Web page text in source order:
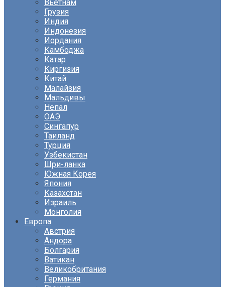
Вьетнам
Грузия
Индия
Индонезия
Иордания
Камбоджа
Катар
Киргизия
Китай
Малайзия
Мальдивы
Непал
ОАЭ
Сингапур
Таиланд
Турция
Узбекистан
Шри-ланка
Южная Корея
Япония
Казахстан
Израиль
Монголия
Европа
Австрия
Андора
Болгария
Ватикан
Великобритания
Германия